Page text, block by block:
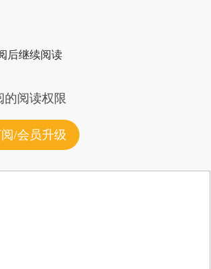
后继续阅读
阅读权限
/会员升级